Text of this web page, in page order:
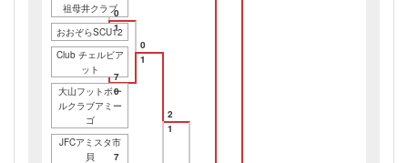
祖母井クラブ0
おおぞらSCU12
1
0
Club チェルビア
ット
7
大山フットボー
ルクラブアミー
ゴ
0
1
2
JFCアミスタ市
貝
7
1